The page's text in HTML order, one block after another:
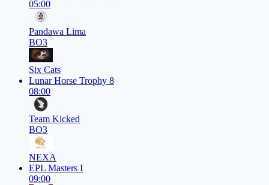
05:00
Pandawa Lima
BO3
Six Cats
Lunar Horse Trophy 8
08:00
Team Kicked
BO3
NEXA
EPL Masters I
09:00